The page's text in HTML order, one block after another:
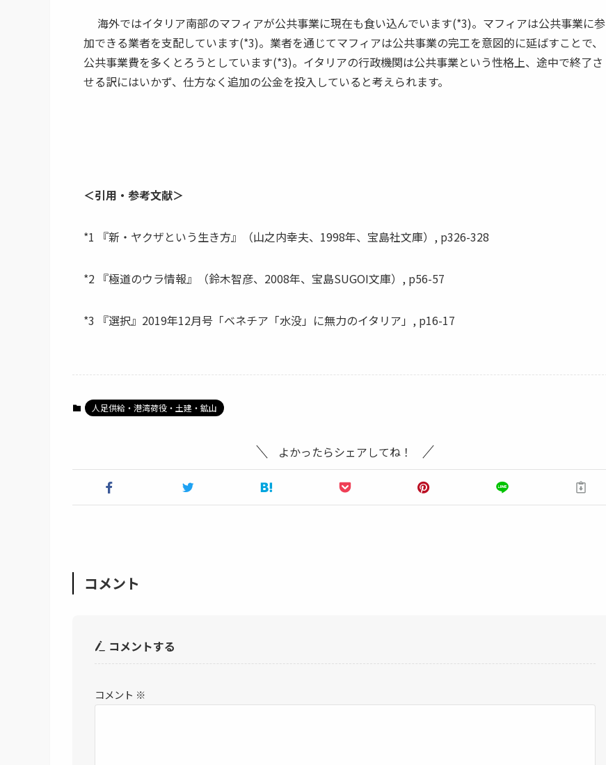
海外ではイタリア南部のマフィアが公共事業に現在も食い込んでいます(*3)。マフィアは公共事業に参
加できる業者を支配しています(*3)。業者を通じてマフィアは公共事業の完工を意図的に延ばすことで、
公共事業費を多くとろうとしています(*3)。イタリアの行政機関は公共事業という性格上、途中で終了さ
せる訳にはいかず、仕方なく追加の公金を投入していると考えられます。
＜引用・参考文献＞
*1 『新・ヤクザという生き方』（山之内幸夫、1998年、宝島社文庫）, p326-328
*2 『極道のウラ情報』（鈴木智彦、2008年、宝島SUGOI文庫）, p56-57
*3 『選択』2019年12月号「ベネチア「水没」に無力のイタリア」, p16-17
人足供給・港湾荷役・土建・鉱山
よかったらシェアしてね！
コメント
コメントする
コメント ※